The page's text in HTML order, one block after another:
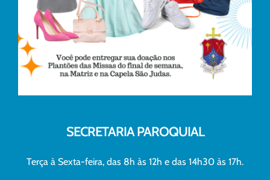
SECRETARIA PAROQUIAL
Terça à Sexta-feira, das 8h às 12h e das 14h30 às 17h.